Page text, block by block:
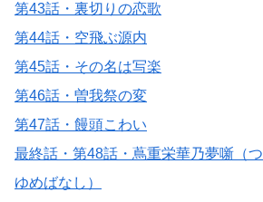
第43話・裏切りの恋歌
第44話・空飛ぶ源内
第45話・その名は写楽
第46話・曽我祭の変
第47話・饅頭こわい
最終話・第48話・蔦重栄華乃夢噺（
ゆめばなし）